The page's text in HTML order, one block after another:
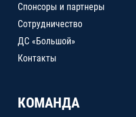
Спонсоры и партнеры
Сотрудничество
ДС «Большой»
Контакты
КОМАНДА